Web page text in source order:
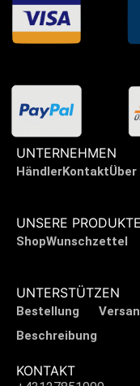
UNTERNEHMEN
HändlerKontaktÜber
UNSERE PRODUKTE
ShopWunschzettel
UNTERSTÜTZEN
Bestellung
Beschreibung
KONTAKT